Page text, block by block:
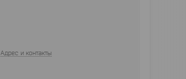
Адрес и контакты